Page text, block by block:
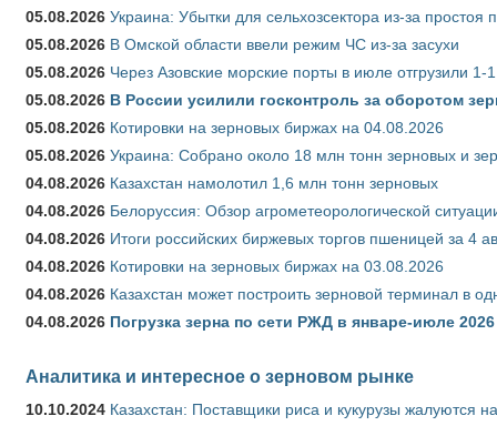
05.08.2026 Украина: Убытки для сельхозсектора из-за простоя
05.08.2026 В Омской области ввели режим ЧС из-за засухи
05.08.2026 Через Азовские морские порты в июле отгрузили
05.08.2026 В России усилили госконтроль за оборотом
05.08.2026 Котировки на зерновых биржах на 04.08.2026
05.08.2026 Украина: Собрано около 18 млн тонн зерновых и
04.08.2026 Казахстан намолотил 1,6 млн тонн зерновых
04.08.2026 Белоруссия: Обзор агрометеорологической
04.08.2026 Итоги российских биржевых торгов пшеницей за 4
04.08.2026 Котировки на зерновых биржах на 03.08.2026
04.08.2026 Казахстан может построить зерновой терминал в
04.08.2026 Погрузка зерна по сети РЖД в январе-июле
Аналитика и интересное о зерновом рынке
10.10.2024 Казахстан: Поставщики риса и кукурузы жалуются